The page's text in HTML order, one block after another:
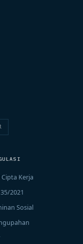
Cipta Kerja
2021
Sosial